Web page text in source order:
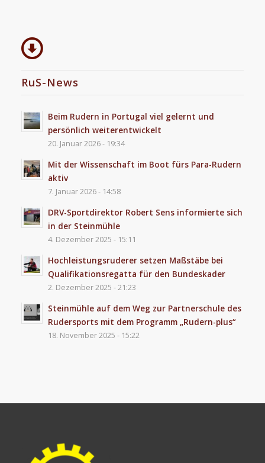
RuS-News
Beim Rudern in Portugal viel gelernt und
persönlich weiterentwickelt
20. Januar 2026 - 19:34
Mit der Wissenschaft im Boot fürs Para-Rudern
aktiv
7. Januar 2026 - 14:58
DRV-Sportdirektor Robert Sens informierte sich
in der Steinmühle
4. Dezember 2025 - 15:11
Hochleistungsruderer setzen Maßstäbe bei
Qualifikationsregatta für den Bundeskader
2. Dezember 2025 - 21:23
Steinmühle auf dem Weg zur Partnerschule des
Rudersports mit dem Programm „Rudern-plus“
18. November 2025 - 15:22